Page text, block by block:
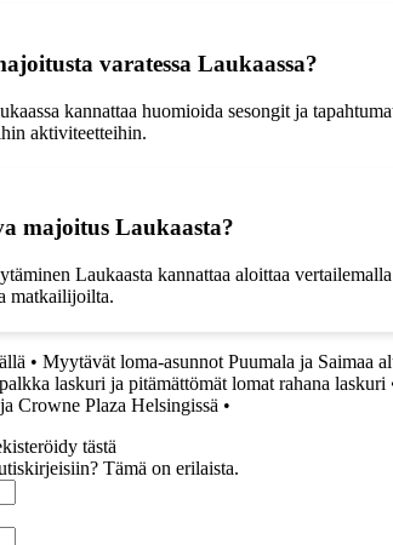
varatessa Laukaassa?
kannattaa huomioida sesongit ja
aktiviteetteihin.
majoitus Laukaasta?
Laukaasta kannattaa aloittaa
matkailijoilta.
• Myytävät loma-asunnot Puumala ja Saimaa
laskuri ja pitämättömät lomat rahana laskuri
Crowne Plaza Helsingissä •
tästä
Tämä on erilaista.